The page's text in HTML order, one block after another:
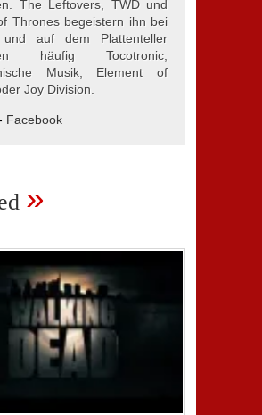
The Leftovers, TWD und
Thrones begeistern ihn bei
und auf dem Plattenteller
häufig Tocotronic,
Musik, Element of
Joy Division.
Facebook
»